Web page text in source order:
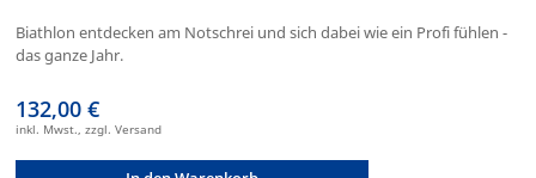
Biathlon entdecken am Notschrei und sich dabei wie ein Profi fühlen -
das ganze Jahr.
132,00 €
inkl. Mwst., zzgl. Versand